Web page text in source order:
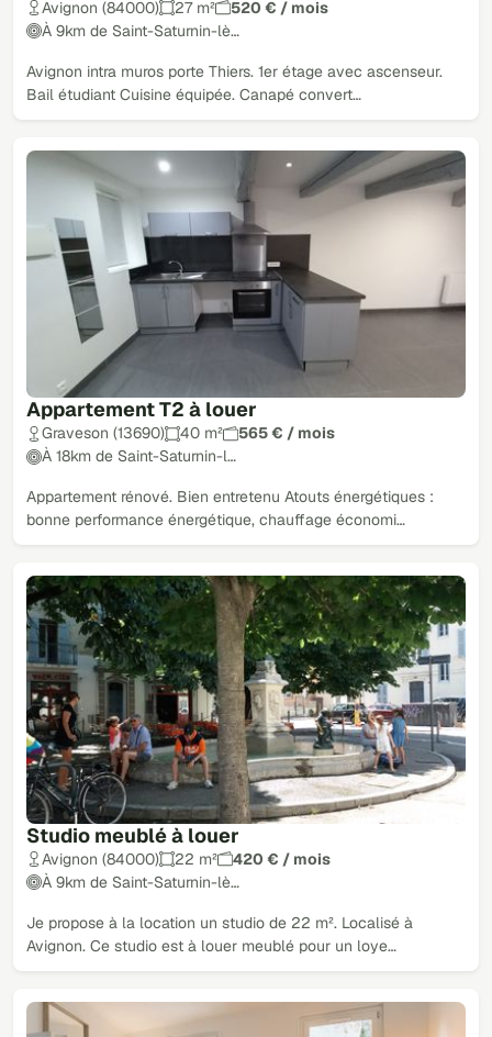
Avignon (84000) 27 m²
520 € / mois
À 9km de Saint-Saturnin-lè…
Avignon intra muros porte Thiers. 1er étage avec ascenseur.
Bail étudiant Cuisine équipée. Canapé convert…
Appartement T2 à louer
Graveson (13690) 40 m²
565 € / mois
À 18km de Saint-Saturnin-l…
Appartement rénové. Bien entretenu Atouts énergétiques :
bonne performance énergétique, chauffage économi…
Studio meublé à louer
Avignon (84000) 22 m²
420 € / mois
À 9km de Saint-Saturnin-lè…
Je propose à la location un studio de 22 m². Localisé à
Avignon. Ce studio est à louer meublé pour un loye…